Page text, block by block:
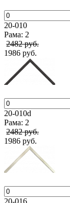
20-010
Рама: 2
2482 руб.
1986 руб.
20-010d
Рама: 2
2482 руб.
1986 руб.